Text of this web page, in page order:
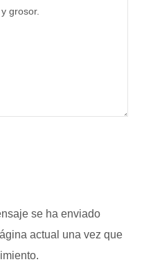
se ha enviado
actual una vez que